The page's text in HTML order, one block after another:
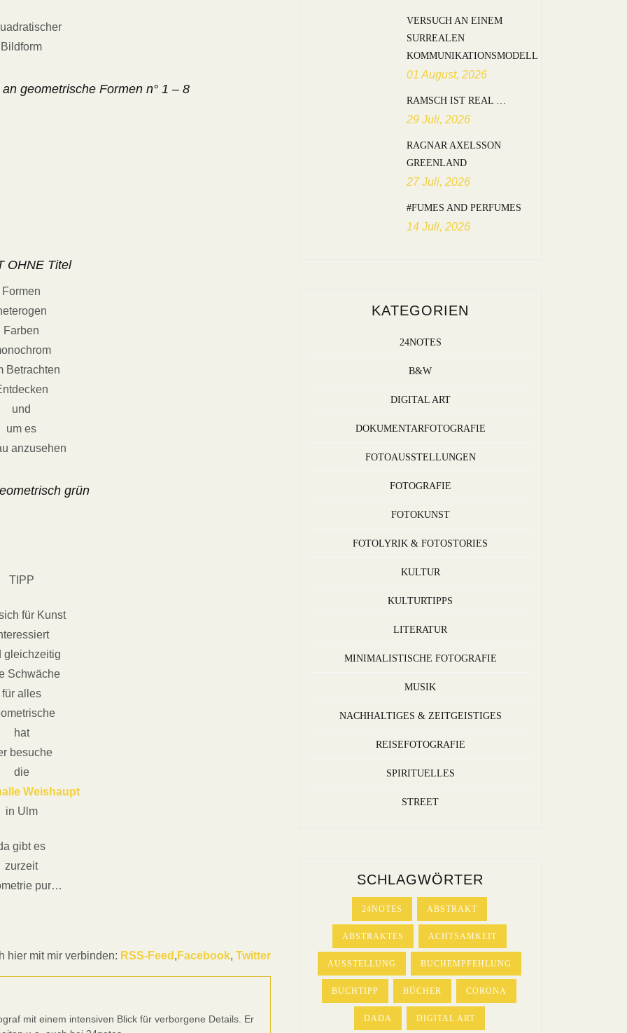
Bildform
geometrische Formen n° 1 – 8
OHNE Titel
Formen
Farben
Betrachten
und
um es
anzusehen
grün
TIPP
für Kunst
gleichzeitig
Schwäche
für alles
hat
besuche
die
Weishaupt
in Ulm
gibt es
zurzeit
pur…
hier mit mir verbinden: RSS-Feed , Facebook, Twitter
mit einem intensiven Blick für verborgene Details. Er
VERSUCH AN EINEM
SURREALEN
KOMMUNIKATIONSMODELL
01 August, 2026
RAMSCH IST REAL …
29 Juli, 2026
RAGNAR AXELSSON
GREENLAND
27 Juli, 2026
#FUMES AND PERFUMES
14 Juli, 2026
KATEGORIEN
24NOTES
B&W
DIGITAL ART
DOKUMENTARFOTOGRAFIE
FOTOAUSSTELLUNGEN
FOTOGRAFIE
FOTOKUNST
FOTOLYRIK & FOTOSTORIES
KULTUR
KULTURTIPPS
LITERATUR
MINIMALISTISCHE FOTOGRAFIE
MUSIK
NACHHALTIGES & ZEITGEISTIGES
REISEFOTOGRAFIE
SPIRITUELLES
STREET
SCHLAGWÖRTER
24NOTES ABSTRAKT
ABSTRAKTES ACHTSAMKEIT
AUSSTELLUNG BUCHEMPFEHLUNG
BUCHTIPP BÜCHER CORONA
DADA DIGITAL ART